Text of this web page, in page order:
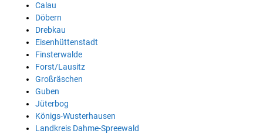
Calau
Döbern
Drebkau
Eisenhüttenstadt
Finsterwalde
Forst/Lausitz
Großräschen
Guben
Jüterbog
Königs-Wusterhausen
Landkreis Dahme-Spreewald